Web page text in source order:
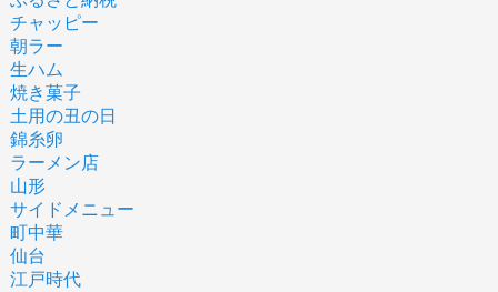
チャッピー
朝ラー
生ハム
焼き菓子
土用の丑の日
錦糸卵
ラーメン店
山形
サイドメニュー
町中華
仙台
江戸時代